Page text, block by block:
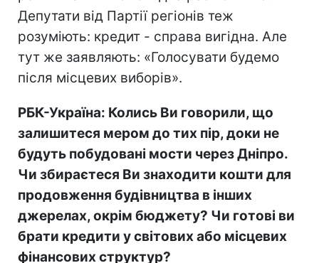
Депутати від Партії регіонів теж
розуміють: кредит - справа вигідна. Але
тут же заявляють: «Голосувати будемо
після місцевих виборів».
РБК-Україна: Колись Ви говорили, що
залишитеся мером до тих пір, доки не
будуть побудовані мости через Дніпро.
Чи збираєтеся Ви знаходити кошти для
продовження будівництва в інших
джерелах, окрім бюджету? Чи готові ви
брати кредити у світових або місцевих
фінансових структур?